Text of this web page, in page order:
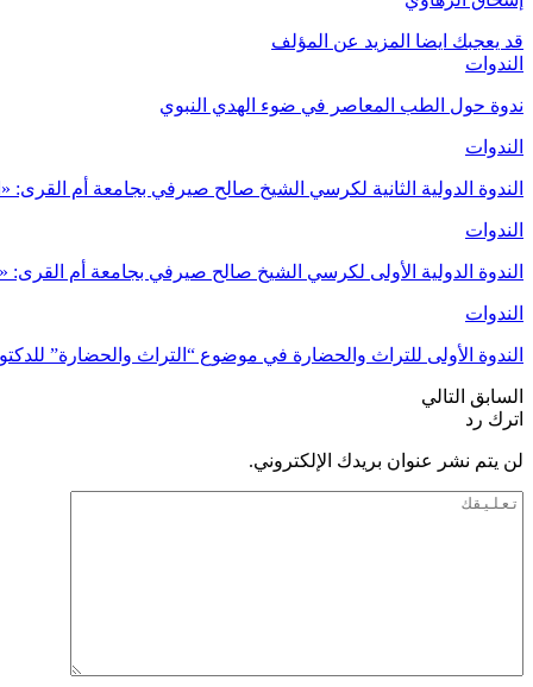
قد يعجبك ايضا المزيد عن المؤلف
الندوات
ندوة حول الطب المعاصر في ضوء الهدي النبوي
الندوات
الندوة الدولية الثانية لكرسي الشيخ صالح صيرفي بجامعة أم
الندوات
الندوة الدولية الأولى لكرسي الشيخ صالح صيرفي بجامعة أم
الندوات
الندوة الأولى للتراث والحضارة في موضوع “التراث والحضارة”
السابق التالي
اترك رد
لن يتم نشر عنوان بريدك الإلكتروني.